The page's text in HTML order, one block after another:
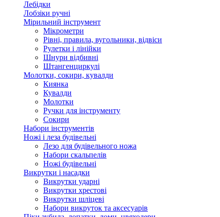
Лебідки
Лобзіки ручні
Мірильний інструмент
Мікрометри
Рівні, правила, вугольники, відвіси
Рулетки і лінійки
Шнури відбивні
Штангенциркулі
Молотки, сокири, кувалди
Киянка
Кувалди
Молотки
Ручки для інструменту
Сокири
Набори інструментів
Ножі і леза будівельні
Лезо для будівельного ножа
Набори скальпелів
Ножі будівельні
Викрутки і насадки
Викрутки ударні
Викрутки хрестові
Викрутки шліцеві
Набори викруток та аксесуарів